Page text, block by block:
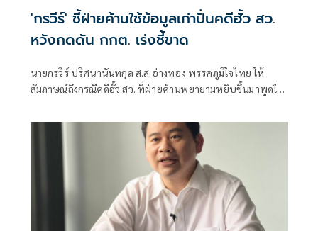
'กรวีร์' ชี้ฝ่ายค้านใช้ข้อมูลเก่าปั่นคดีฮั้ว สว.
หวังกดดัน กกต. เร่งชี้ขาด
นายกรวีร์ ปริศนานันทกุล ส.ส.อ่างทอง พรรคภูมิใจไทย ให้
สัมภาษณ์ถึงกรณีคดีฮั้ว สว. ที่ฝ่ายค้านพยายามหยิบขึ้นมาพูดใน
ไม่ได้กังวล เพราะทั้งหมดอยู่ในขั้นตอนของ คณะกรรมการการ
เลือกตั้ง (กกต.)